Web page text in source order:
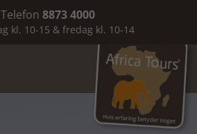
8873 4000
kl. 10-15 & fredag kl. 10-14